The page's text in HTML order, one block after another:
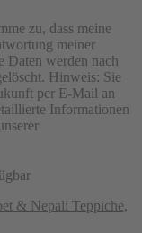
zu, dass meine
meiner
Daten werden nach
Hinweis: Sie
per E-Mail an
Informationen
& Nepali Teppiche,